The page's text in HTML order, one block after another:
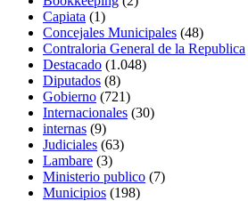
Capiata (1)
Concejales Municipales (48)
Contraloria General de la Republica
Destacado (1.048)
Diputados (8)
Gobierno (721)
Internacionales (30)
internas (9)
Judiciales (63)
Lambare (3)
Ministerio publico (7)
Municipios (198)